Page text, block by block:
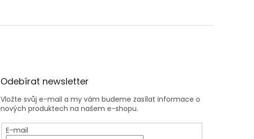
Odebírat newsletter
Vložte svůj e-mail a my vám budeme zasílat informace o
nových produktech na našem e-shopu.
E-mail